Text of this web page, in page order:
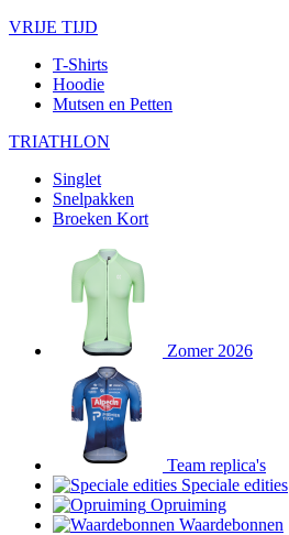
VRIJE TIJD
T-Shirts
Hoodie
Mutsen en Petten
TRIATHLON
Singlet
Snelpakken
Broeken Kort
Zomer 2026
Team replica's
Speciale edities
Opruiming
Waardebonnen